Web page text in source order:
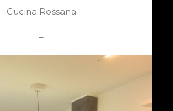
Cucina Rossana
–